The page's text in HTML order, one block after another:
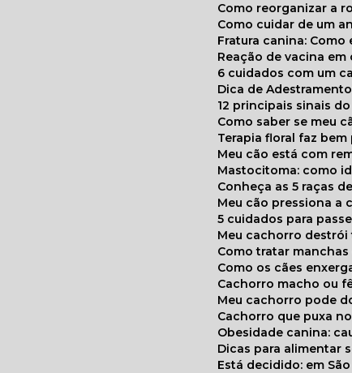
Como reorganizar a
Como cuidar de um
Fratura canina:
Reação de vacina
6 cuidados com um
Dica de
12 principais sinais
Como saber se meu
Terapia floral faz bem
Meu cão está com
Mastocitoma: como
Conheça as 5 raças
Meu cão pressiona
5 cuidados para
Meu cachorro
Como tratar
Como os cães
Cachorro macho ou
Meu cachorro pode
Cachorro que puxa
Obesidade canina:
Dicas para alimentar
Está decidido: em